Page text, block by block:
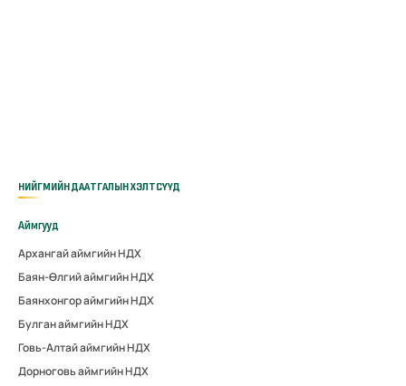
НИЙГМИЙН ДААТГАЛЫН ХЭЛТСҮҮД
Аймгууд
Архангай аймгийн НДХ
Баян-Өлгий аймгийн НДХ
Баянхонгор аймгийн НДХ
Булган аймгийн НДХ
Говь-Алтай аймгийн НДХ
Дорноговь аймгийн НДХ